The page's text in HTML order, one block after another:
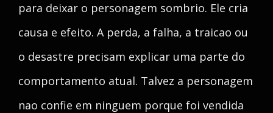
para deixar o personagem sombrio. Ele cria
causa e efeito. A perda, a falha, a traicao ou
o desastre precisam explicar uma parte do
comportamento atual. Talvez a personagem
nao confie em ninguem porque foi vendida